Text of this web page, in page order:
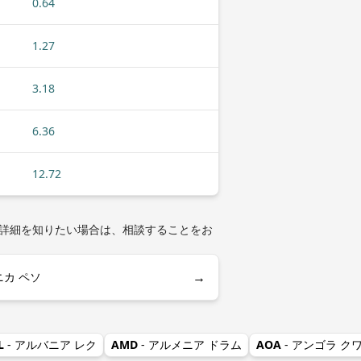
1.27
3.18
6.36
12.72
細を知りたい場合は、相談することをお
ペソ →
- アルバニア レク AMD - アルメニア ドラム AOA - アンゴラ ク